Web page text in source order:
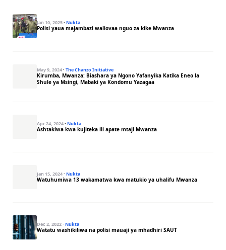
Jan 10, 2025· Nukta
Polisi yaua majambazi waliovaa nguo za kike Mwanza
May 9, 2024· The Chanzo Initiative
Kirumba, Mwanza: Biashara ya Ngono Yafanyika Katika Eneo la
Shule ya Msingi, Mabaki ya Kondomu Yazagaa
Apr 24, 2024· Nukta
Ashtakiwa kwa kujiteka ili apate mtaji Mwanza
Jan 15, 2024· Nukta
Watuhumiwa 13 wakamatwa kwa matukio ya uhalifu Mwanza
Dec 2, 2022· Nukta
Watatu washikiliwa na polisi mauaji ya mhadhiri SAUT